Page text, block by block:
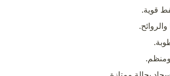
قوية.
ومنظم.